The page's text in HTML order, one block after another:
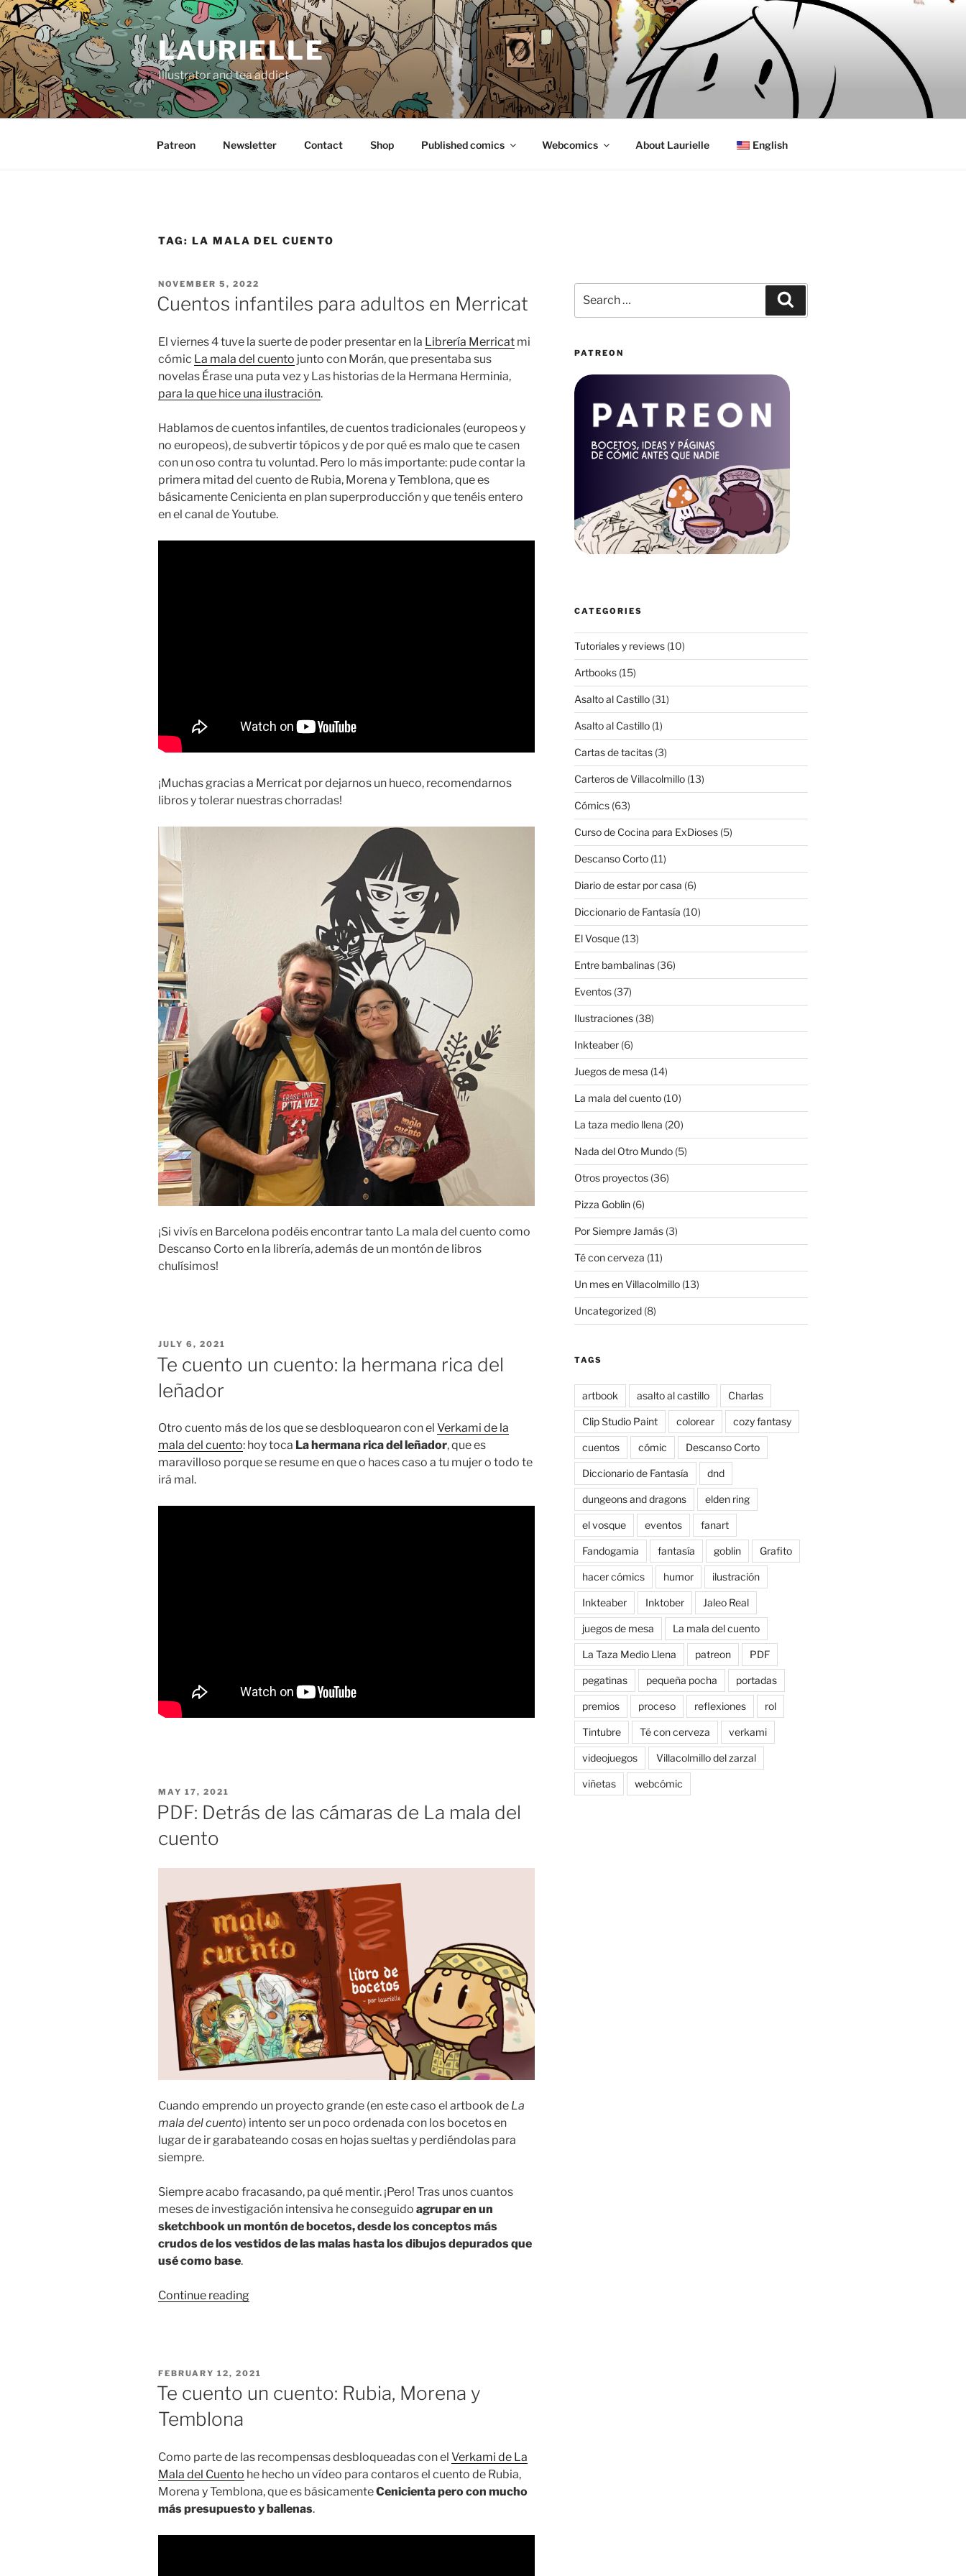
Skip
to
content
LAURIELLE
Illustrator and tea addict
Patreon Newsletter Contact Shop Published comics Webcomics About Laurielle English
TAG: LA MALA DEL CUENTO
POSTED
ON
NOVEMBER 5, 2022
Cuentos infantiles para adultos en Merricat
El viernes 4 tuve la suerte de poder presentar en la Librería Merricat mi
cómic La mala del cuento junto con Morán, que presentaba sus
novelas Érase una puta vez y Las historias de la Hermana Herminia,
para la que hice una ilustración.
Hablamos de cuentos infantiles, de cuentos tradicionales (europeos y
no europeos), de subvertir tópicos y de por qué es malo que te casen
con un oso contra tu voluntad. Pero lo más importante: pude contar la
primera mitad del cuento de Rubia, Morena y Temblona, que es
básicamente Cenicienta en plan superproducción y que tenéis entero
en el canal de Youtube.
¡Muchas gracias a Merricat por dejarnos un hueco, recomendarnos
libros y tolerar nuestras chorradas!
¡Si vivís en Barcelona podéis encontrar tanto La mala del cuento como
Descanso Corto en la librería, además de un montón de libros
chulísimos!
POSTED
ON
JULY 6, 2021
Te cuento un cuento: la hermana rica del
leñador
Otro cuento más de los que se desbloquearon con el Verkami de la
mala del cuento: hoy toca La hermana rica del leñador, que es
maravilloso porque se resume en que o haces caso a tu mujer o todo te
irá mal.
POSTED
ON
MAY 17, 2021
PDF: Detrás de las cámaras de La mala del
cuento
Cuando emprendo un proyecto grande (en este caso el artbook de La
mala del cuento) intento ser un poco ordenada con los bocetos en
lugar de ir garabateando cosas en hojas sueltas y perdiéndolas para
siempre.
Siempre acabo fracasando, pa qué mentir. ¡Pero! Tras unos cuantos
meses de investigación intensiva he conseguido agrupar en un
sketchbook un montón de bocetos, desde los conceptos más
crudos de los vestidos de las malas hasta los dibujos depurados que
usé como base.
Continue reading“PDF:
de
La
POSTED
ON
FEBRUARY 12, 2021
Te cuento un cuento: Rubia, Morena y
Temblona
Como parte de las recompensas desbloqueadas con el Verkami de La
Mala del Cuento he hecho un vídeo para contaros el cuento de Rubia,
Morena y Temblona, que es básicamenteCenicienta pero con mucho
más presupuesto y ballenas.
for:
PATREON
CATEGORIES
Tutoriales y reviews(10)
Artbooks(15)
Asalto al Castillo(31)
Asalto al Castillo(1)
Cartas de tacitas(3)
Carteros de Villacolmillo(13)
Cómics(63)
Curso de Cocina para ExDioses(5)
Descanso Corto(11)
Diario de estar por casa (6)
Diccionario de Fantasía (10)
El Vosque(13)
Entre bambalinas(36)
Eventos(37)
Ilustraciones(38)
Inkteaber(6)
Juegos de mesa (14)
La mala del cuento(10)
La taza medio llena (20)
Nada del Otro Mundo(5)
Otros proyectos(36)
Pizza Goblin(6)
Por Siempre Jamás(3)
Té con cerveza (11)
Un mes en Villacolmillo(13)
Uncategorized(8)
TAGS
artbook asalto al castillo Charlas
Clip Studio Paint colorear cozy fantasy
cuentos cómic Descanso Corto
Diccionario de Fantasía dnd
dungeons and dragons elden ring
el vosque eventos fanart
Fandogamia fantasía goblin Grafito
hacer cómics humor ilustración
Inkteaber Inktober Jaleo Real
juegos de mesa La mala del cuento
La Taza Medio Llena patreon PDF
pegatinas pequeña pocha portadas
premios proceso reflexiones rol
Tintubre Té con cerveza verkami
videojuegos Villacolmillo del zarzal
viñetas webcómic